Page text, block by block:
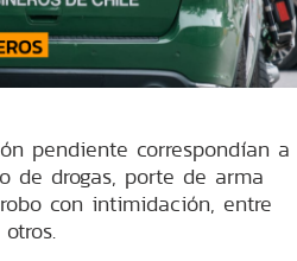
pendiente correspondían a
de drogas, porte de arma
con intimidación, entre
otros.